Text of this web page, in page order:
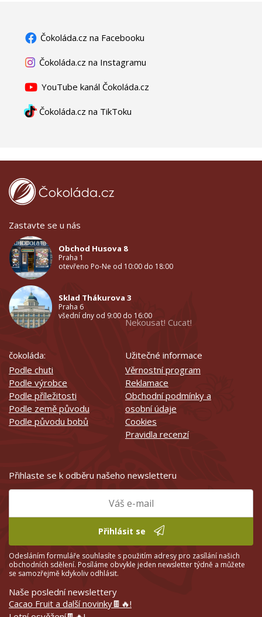
Čokoláda.cz na Facebooku
Čokoláda.cz na Instagramu
YouTube kanál Čokoláda.cz
Čokoláda.cz na TikToku
Zastavte se u nás
Obchod Husova 8
Praha 1
otevřeno Po-Ne od 10:00 do 18:00
Sklad Thákurova 3
Praha 6
všední dny od 9:00 do 16:00
čokoláda:
Podle chuti
Podle výrobce
Podle příležitosti
Podle země původu
Podle původu bobů
Nekousat! Cucat!
Užitečné informace
Věrnostní program
Reklamace
Obchodní podmínky a
osobní údaje
Cookies
Pravidla recenzí
Přihlaste se k odběru našeho newsletteru
Přihlásit se
Odesláním formuláře souhlasíte s použitím adresy pro zasílání našich
obchodních sdělení. Posíláme obvykle jeden newsletter týdně a můžete
se samozřejmě kdykoliv odhlásit.
Naše poslední newslettery
Cacao Fruit a další novinky🍫🔥!